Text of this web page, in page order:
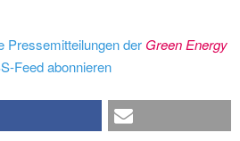
Pressemitteilungen der Green Energy
Feed abonnieren